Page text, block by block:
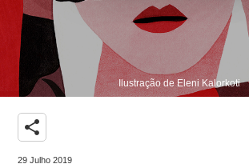
Ilustração de Eleni Kalorkoti
share
29 Julho 2019